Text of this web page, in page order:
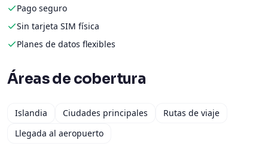
Pago seguro
Sin tarjeta SIM física
Planes de datos flexibles
Áreas de cobertura
Islandia Ciudades principales
Rutas de viaje
Llegada al aeropuerto